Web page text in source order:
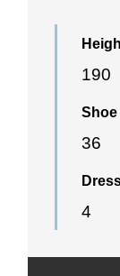
190
Shoe
36
4